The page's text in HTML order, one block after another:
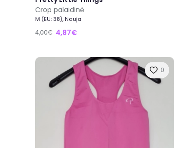
Crop palaidinė
M (EU: 38), Nauja
4,00€ 4,87€
0